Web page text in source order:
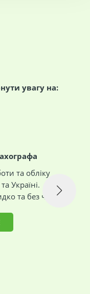
увагу на:
та обліку
Україні.
та без черг